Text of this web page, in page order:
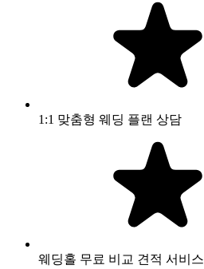
1:1 맞춤형 웨딩 플랜 상담
웨딩홀 무료 비교 견적 서비스